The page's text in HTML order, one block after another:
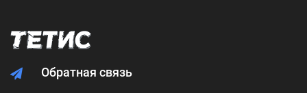
Обратная связь